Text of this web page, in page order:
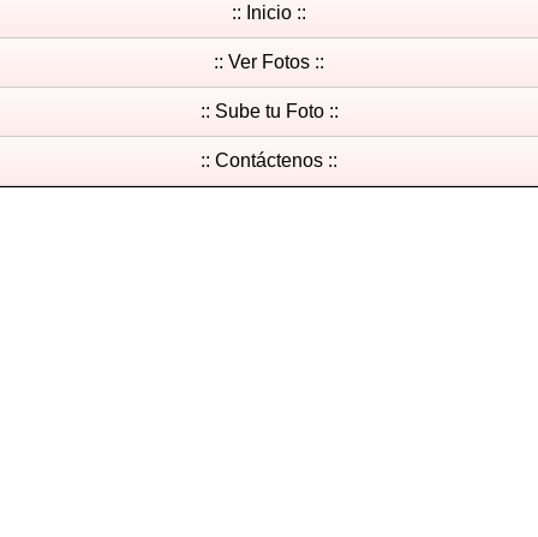
:: Inicio ::
:: Ver Fotos ::
:: Sube tu Foto ::
:: Contáctenos ::